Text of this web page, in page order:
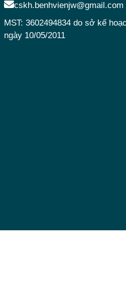
cskh.benhvienjw@gmail.com
MST: 3602494834 do sở kế
ngày 10/05/2011